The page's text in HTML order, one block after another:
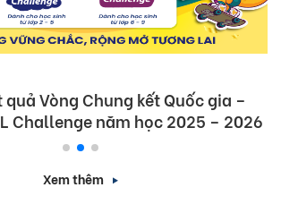
Vòng Chung kết Quốc gia –
Challenge năm học 2025 – 2026
Xem thêm